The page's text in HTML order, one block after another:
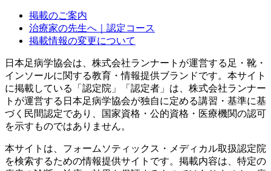
掲載のご案内
治療家の先生へ｜認定コース
掲載情報の変更について
日本足病学協会は、株式会社ランナートが運営する足・靴・
インソールに関する教育・情報提供ブランドです。本サイト
に掲載している「認定院」「認定者」は、株式会社ランナー
トが運営する日本足病学協会が独自に定める講習・基準に基
づく民間認定であり、国家資格・公的資格・医療機関の認可
を示すものではありません。
本サイトは、フォームソティックス・メディカル取扱認定院
を検索するための情報提供サイトです。掲載内容は、特定の